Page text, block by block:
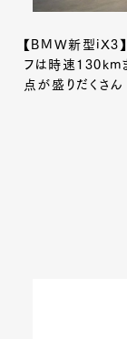
【BMW新型iX3
フは時速
点が盛りだくさん